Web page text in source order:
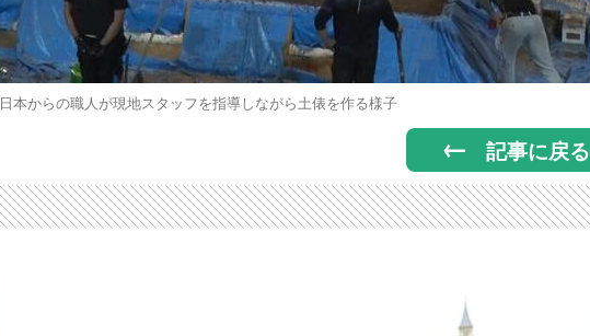
日本からの職人が現地スタッフを指導しながら土俵を作る様子
記事に戻る